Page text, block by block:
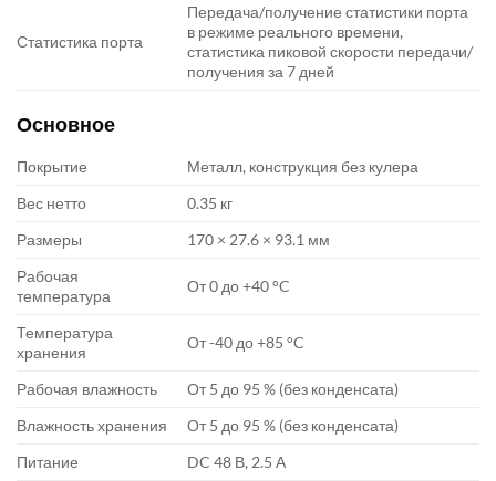
Статистика порта
Передача/получение статистики порта
в режиме реального времени,
статистика пиковой скорости передачи/
получения за 7 дней
Основное
Покрытие
Металл, конструкция без кулера
Вес нетто
0.35 кг
Размеры
170 × 27.6 × 93.1 мм
Рабочая
температура
От 0 до +40 °C
Температура
хранения
От -40 до +85 °C
Рабочая влажность
От 5 до 95 % (без конденсата)
Влажность хранения
От 5 до 95 % (без конденсата)
Питание
DC 48 В, 2.5 А